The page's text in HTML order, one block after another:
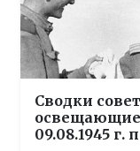
Сводки
освещающие
09.08.1945 г.